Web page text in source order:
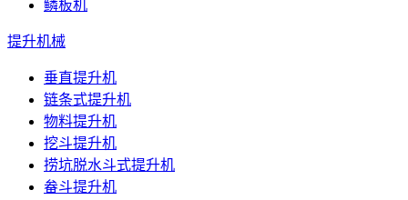
鳞板机
提升机械
垂直提升机
链条式提升机
物料提升机
挖斗提升机
捞坑脱水斗式提升机
畚斗提升机